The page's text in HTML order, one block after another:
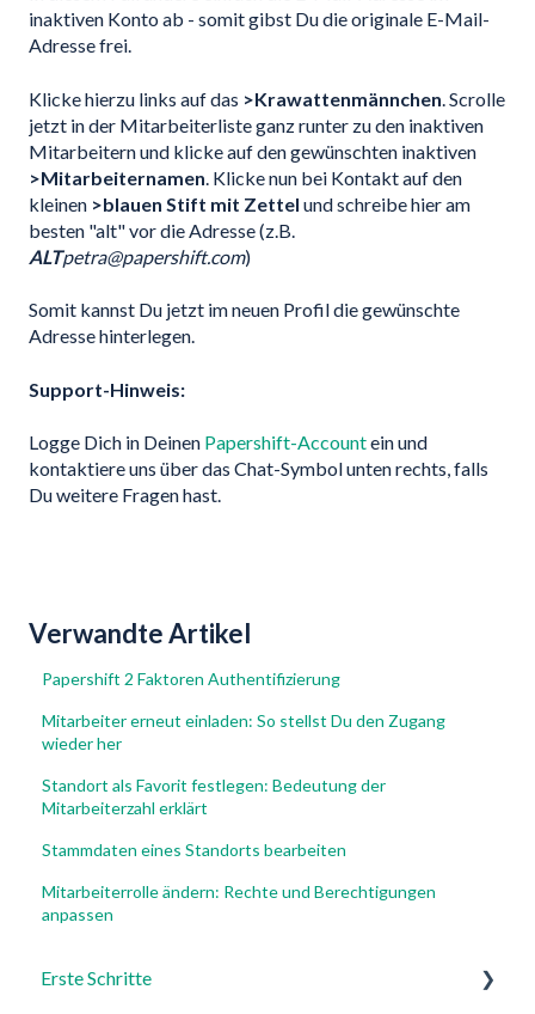
inaktiven Konto ab - somit gibst Du die originale E-Mail-
Adresse frei.
Klicke hierzu links auf das >Krawattenmännchen. Scrolle
jetzt in der Mitarbeiterliste ganz runter zu den inaktiven
Mitarbeitern und klicke auf den gewünschten inaktiven
>Mitarbeiternamen. Klicke nun bei Kontakt auf den
kleinen >blauen Stift mit Zettel und schreibe hier am
besten "alt" vor die Adresse (z.B.
ALTpetra@papershift.com)
Somit kannst Du jetzt im neuen Profil die gewünschte
Adresse hinterlegen.
Support-Hinweis:
Logge Dich in Deinen Papershift-Accountein und
kontaktiere uns über das Chat-Symbol unten rechts, falls
Du weitere Fragen hast.
Verwandte Artikel
Papershift 2 Faktoren Authentifizierung
Mitarbeiter erneut einladen: So stellst Du den Zugang
wieder her
Standort als Favorit festlegen: Bedeutung der
Mitarbeiterzahl erklärt
Stammdaten eines Standorts bearbeiten
Mitarbeiterrolle ändern: Rechte und Berechtigungen
anpassen
Erste Schritte